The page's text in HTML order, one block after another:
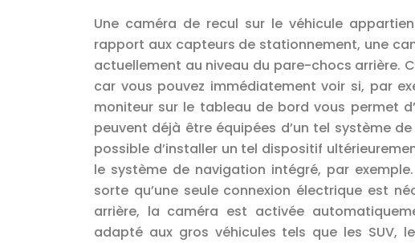
Une caméra de recul sur le véhicule
rapport aux capteurs de stationnement, une
actuellement au niveau du pare-chocs arrière.
car vous pouvez immédiatement voir si, par
moniteur sur le tableau de bord vous permet
peuvent déjà être équipées d’un tel système
possible d’installer un tel dispositif
le système de navigation intégré, par
sorte qu’une seule connexion électrique est
arrière, la caméra est activée
adapté aux gros véhicules tels que les SUV,